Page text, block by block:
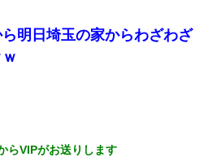
明日埼玉の家からわざわざ
らVIPがお送りします